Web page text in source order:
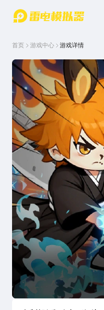
首页
首页 游戏中心 游戏详情